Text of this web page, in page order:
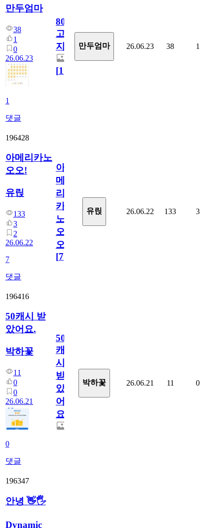
만두엄마
38
1
0
26.06.23
1
댓글
800
고
지.
[1]
만두엄마 26.06.23 38 1
196428
아메리카노
오오!
유릱
133
3
2
26.06.22
7
댓글
아
메
리
카
노
오
오!
[7]
유릱 26.06.22 133 3
196416
50캐시 받
았어요.
박하꽃
11
0
0
26.06.21
0
댓글
50
캐
시
받
았
어
요.
박하꽃 26.06.21 11 0
196347
안녕 👋🖐
Dynamic